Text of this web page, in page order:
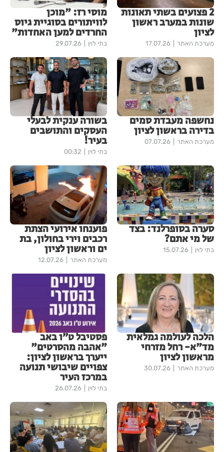
2 פצועים בשתי תאונות
שונות במערב ראשון
לציון
מערכת האתר 17.07.26
מוסי רז: "מוכן
לוויתורים בסוגיית גיוס
החרדים למען האחדות"
בתי לוין 29.07.26
נחשפה מעבדת סמים
בדירה בראשון לציון
מערכת האתר 07.07.26
בשורה ענקית לבעלי
העסקים והתושבים
בעיר!
בתי לוין 00:32
סערה בסופרלנד: בצד
של מי אתם?
בתי לוין 15.07.26
פוענחו אירועי הצתת
רכבים וירי בחולון, בת
ים וראשון לציון
מערכת האתר 12.07.26
הלכה לעולמה גמלאית
מד"א- רחל מזרחי
מראשון לציון
מערכת האתר 30.07.26
פסטיבל ט״ו באב
"אהבה מהסרטים"
ייערך בראשון לציון:
צפויים שיבושי תנועה
במרכז העיר
בתי לוין 26.07.26